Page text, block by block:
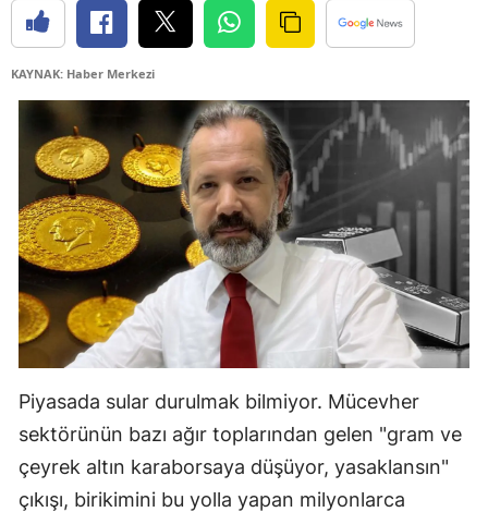
KAYNAK: Haber Merkezi
Piyasada sular durulmak bilmiyor. Mücevher
sektörünün bazı ağır toplarından gelen "gram ve
çeyrek altın karaborsaya düşüyor, yasaklansın"
çıkışı, birikimini bu yolla yapan milyonlarca